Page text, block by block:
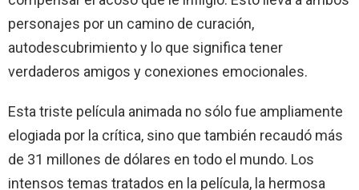
personajes por un camino de curación,
autodescubrimiento y lo que significa tener
verdaderos amigos y conexiones emocionales.
Esta triste película animada no sólo fue ampliamente
elogiada por la crítica, sino que también recaudó más
de 31 millones de dólares en todo el mundo. Los
intensos temas tratados en la película, la hermosa